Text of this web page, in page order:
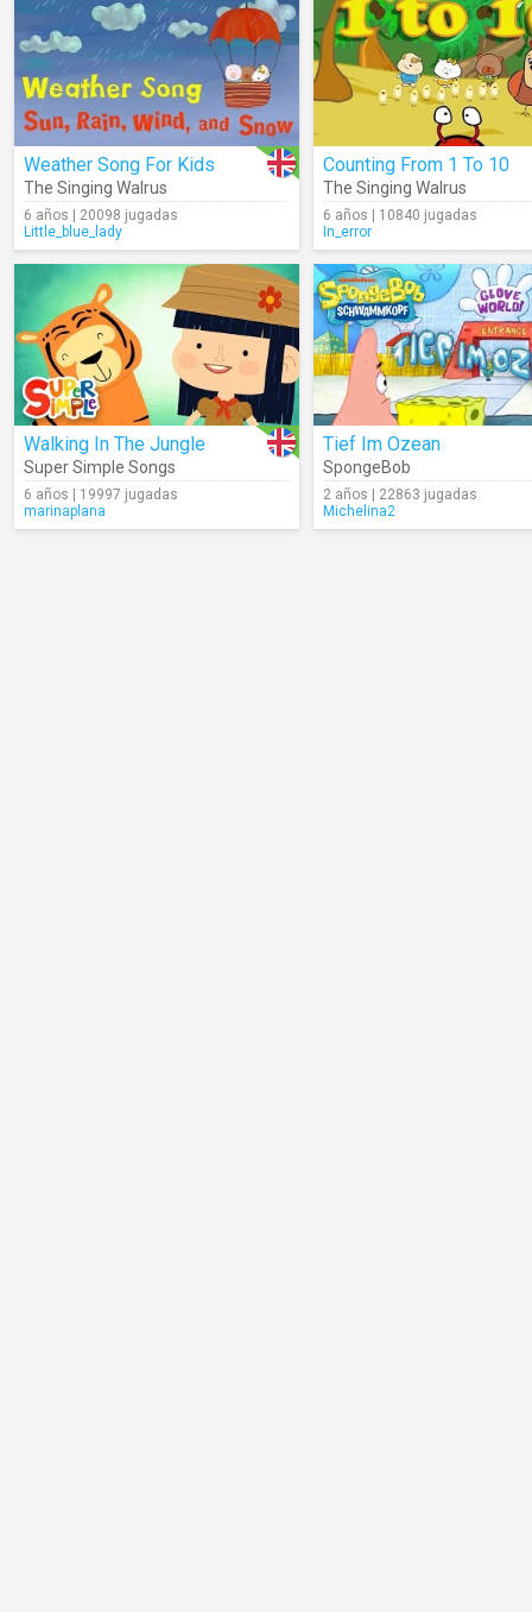
Weather Song For Kids
The Singing Walrus
6 años | 20098 jugadas
Little_blue_lady
Counting From 1 To 10
The Singing Walrus
6 años | 10840 jugadas
In_error
Walking In The Jungle
Super Simple Songs
6 años | 19997 jugadas
marinaplana
Tief Im Ozean
SpongeBob
2 años | 22863 jugadas
Michelina2